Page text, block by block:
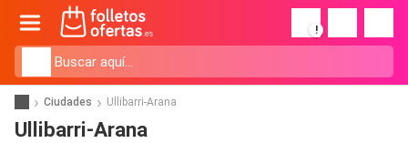
!
Ciudades Ullibarri-Arana
Ullibarri-Arana